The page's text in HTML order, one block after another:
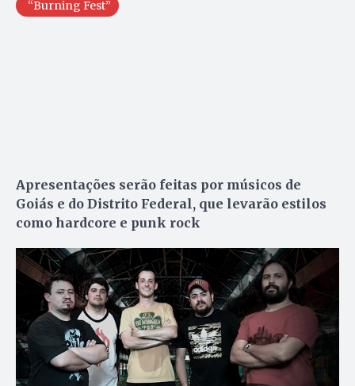
“Burning Fest”
Apresentações serão feitas por músicos de
Goiás e do Distrito Federal, que levarão estilos
como hardcore e punk rock